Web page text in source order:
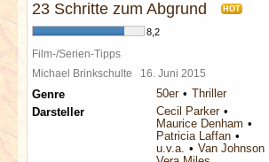
23 Schritte zum Abgrund HOT
8,2
Film-/Serien-Tipps
Michael Brinkschulte 16. Juni 2015
Genre 50er
Thriller
Darsteller
Cecil Parker
Maurice Denham
Patricia Laffan
u.v.a.
Van Johnson